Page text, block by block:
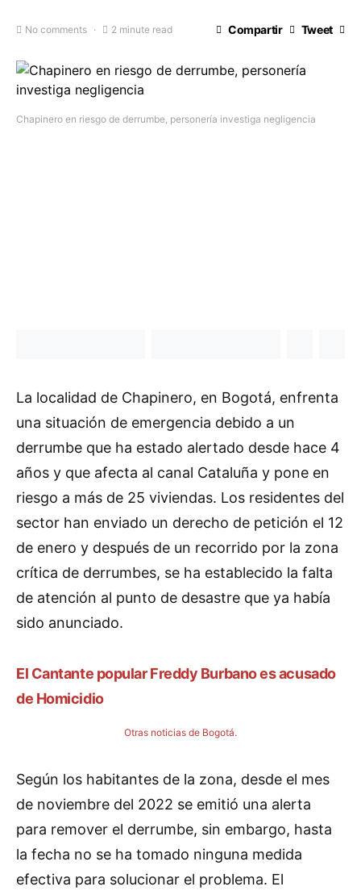
No comments 2 minute read Compartir Tweet
Chapinero en riesgo de derrumbe, personería investiga negligencia
La localidad de Chapinero, en Bogotá, enfrenta
una situación de emergencia debido a un
derrumbe que ha estado alertado desde hace 4
años y que afecta al canal Cataluña y pone en
riesgo a más de 25 viviendas. Los residentes del
sector han enviado un derecho de petición el 12
de enero y después de un recorrido por la zona
crítica de derrumbes, se ha establecido la falta
de atención al punto de desastre que ya había
sido anunciado.
El Cantante popular Freddy Burbano es acusado
de Homicidio
Otras noticias de Bogotá.
Según los habitantes de la zona, desde el mes
de noviembre del 2022 se emitió una alerta
para remover el derrumbe, sin embargo, hasta
la fecha no se ha tomado ninguna medida
efectiva para solucionar el problema. El